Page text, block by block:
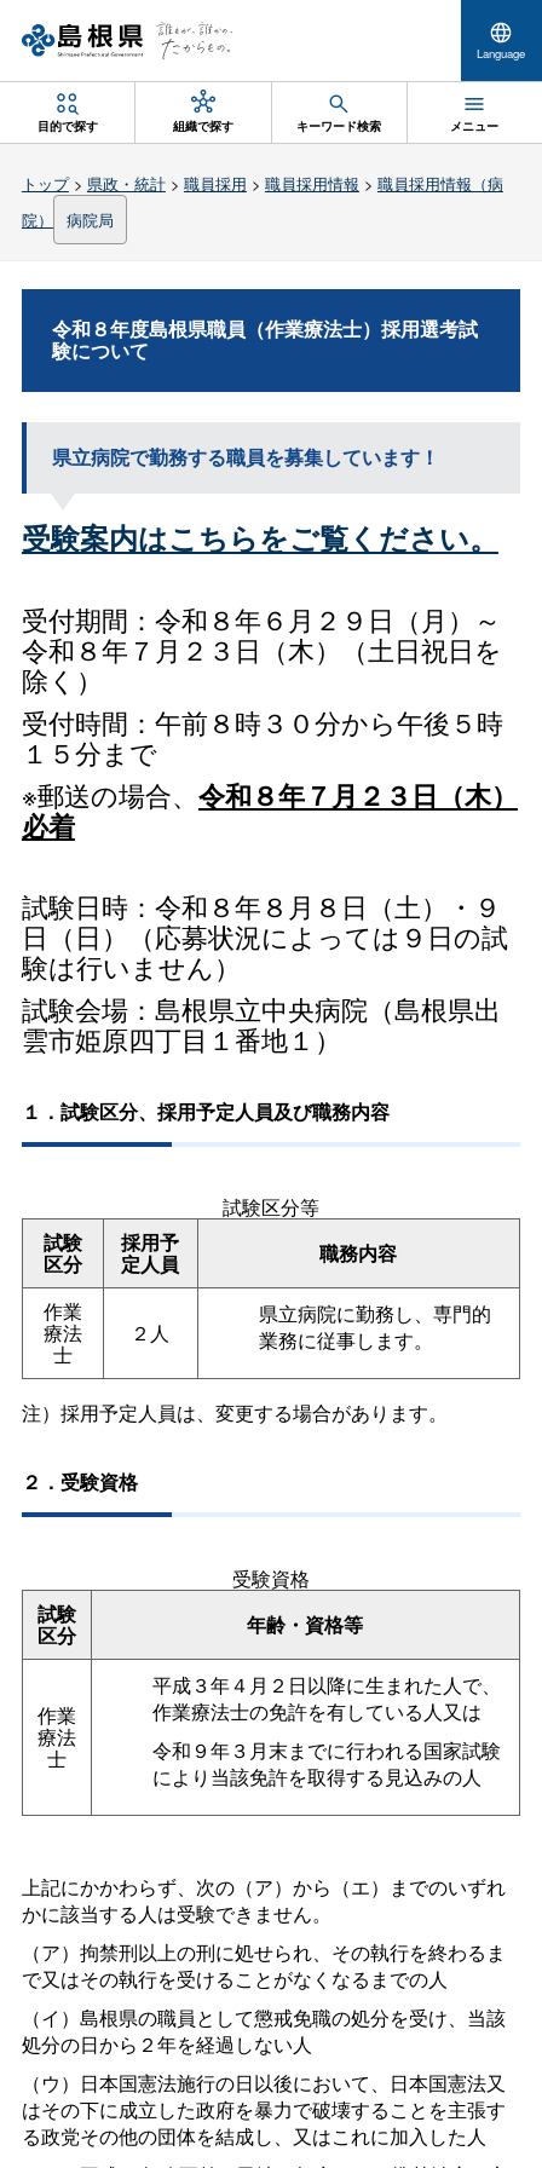
Language
目的で探す 組織で探す キーワード検索 メニュー
トップ> 県政・統計> 職員採用 > 職員採用情報 > 職員採用情報（病
院）
病院局
令和８年度島根県職員（作業療法士）採用選考試
験について
県立病院で勤務する職員を募集しています！
受験案内はこちらをご覧ください。
受付期間：令和８年６月２９日（月）～
令和８年７月２３日（木）（土日祝日を
除く）
受付時間：午前８時３０分から午後５時
１５分まで
※郵送の場合、 令和８年７月２３日（木）
必着
試験日時：令和８年８月８日（土）・９
日（日）（応募状況によっては９日の試
験は行いません）
試験会場：島根県立中央病院（島根県出
雲市姫原四丁目１番地１）
１．試験区分、採用予定人員及び職務内容
試験区分等
試験
区分
採用予
定人員 職務内容
作業
療法
士
２人
県立病院に勤務し、専門的
業務に従事します。
注）採用予定人員は、変更する場合があります。
２．受験資格
受験資格
試験
区分 年齢・資格等
作業
療法
士
平成３年４月２日以降に生まれた人で、
作業療法士の免許を有している人又は
令和９年３月末までに行われる国家試験
により当該免許を取得する見込みの人
上記にかかわらず、次の（ア）から（エ）までのいずれ
かに該当する人は受験できません。
（ア）拘禁刑以上の刑に処せられ、その執行を終わるま
で又はその執行を受けることがなくなるまでの人
（イ）島根県の職員として懲戒免職の処分を受け、当該
処分の日から２年を経過しない人
（ウ）日本国憲法施行の日以後において、日本国憲法又
はその下に成立した政府を暴力で破壊することを主張す
る政党その他の団体を結成し、又はこれに加入した人